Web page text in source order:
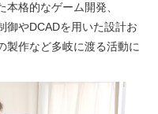
格的なゲーム開発、
御やDCADを用いた設計お
製作など多岐に渡る活動に